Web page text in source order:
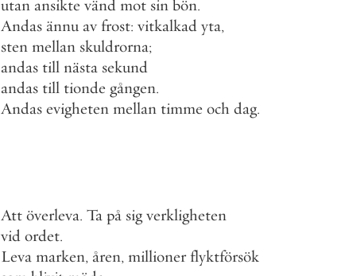
utan ansikte vänd mot sin bön.
Andas ännu av frost: vitkalkad yta,
sten mellan skuldrorna;
andas till nästa sekund
andas till tionde gången.
Andas evigheten mellan timme och dag.
Att överleva. Ta på sig verkligheten
vid ordet.
Leva marken, åren, millioner flyktförsök